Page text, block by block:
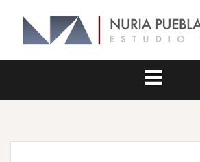
contenido